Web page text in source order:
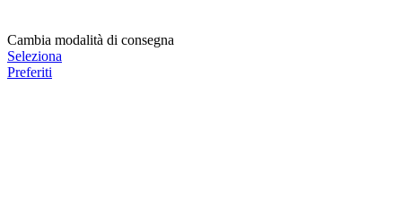
Cambia modalità di consegna
Seleziona
Preferiti